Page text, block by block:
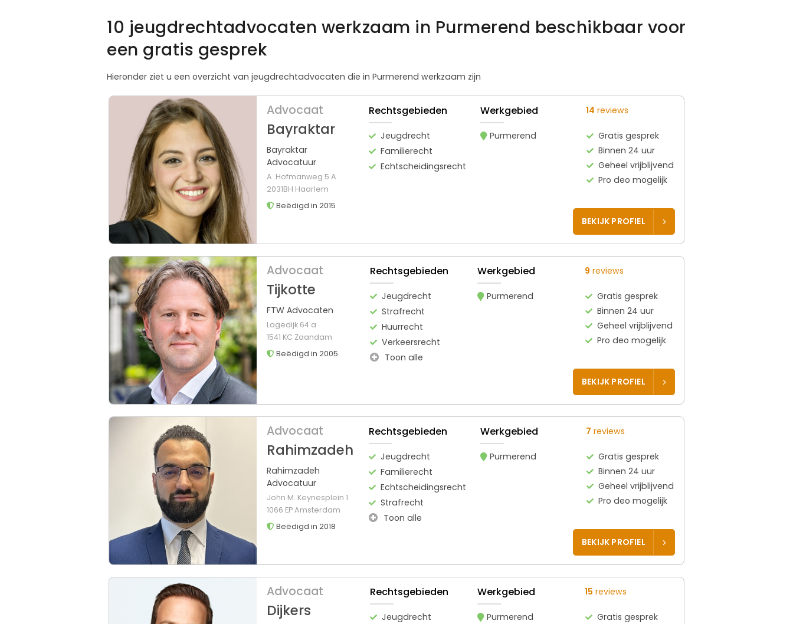
10 jeugdrechtadvocaten werkzaam in Purmerend beschikbaar voor
een gratis gesprek
Hieronder ziet u een overzicht van jeugdrechtadvocaten die in Purmerend werkzaam zijn
Advocaat
Bayraktar
Bayraktar
Advocatuur
A. Hofmanweg 5 A
2031BH Haarlem
Beëdigd in 2015
Rechtsgebieden
Jeugdrecht
Familierecht
Echtscheidingsrecht
Werkgebied
Purmerend
14 reviews
Gratis gesprek
Binnen 24 uur
Geheel vrijblijvend
Pro deo mogelijk
BEKIJK PROFIEL
Advocaat
Tijkotte
FTW Advocaten
Lagedijk 64 a
1541 KC Zaandam
Beëdigd in 2005
Rechtsgebieden
Jeugdrecht
Strafrecht
Huurrecht
Verkeersrecht
Toon alle
Werkgebied
Purmerend
9 reviews
Gratis gesprek
Binnen 24 uur
Geheel vrijblijvend
Pro deo mogelijk
BEKIJK PROFIEL
Advocaat
Rahimzadeh
Rahimzadeh
Advocatuur
John M. Keynesplein 1
1066 EP Amsterdam
Beëdigd in 2018
Rechtsgebieden
Jeugdrecht
Familierecht
Echtscheidingsrecht
Strafrecht
Toon alle
Werkgebied
Purmerend
7 reviews
Gratis gesprek
Binnen 24 uur
Geheel vrijblijvend
Pro deo mogelijk
BEKIJK PROFIEL
Advocaat
Dijkers
Rechtsgebieden
Jeugdrecht
Werkgebied
Purmerend
15 reviews
Gratis gesprek